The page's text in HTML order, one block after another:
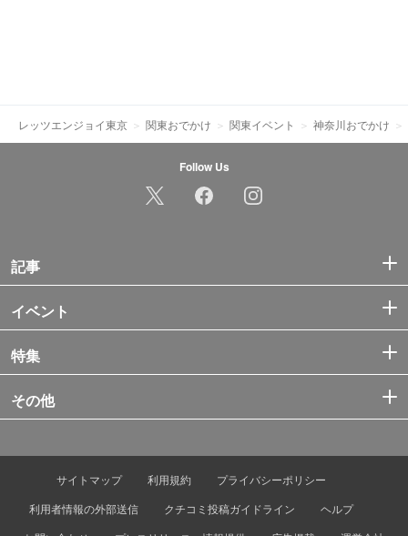
レッツエンジョイ東京 関東おでかけ 関東イベント 神奈川おでかけ
Follow Us
記事
イベント
特集
その他
サイトマップ 利用規約
プライバシーポリシー
利用者情報の外部送信
クチコミ投稿ガイドライン
ヘルプ